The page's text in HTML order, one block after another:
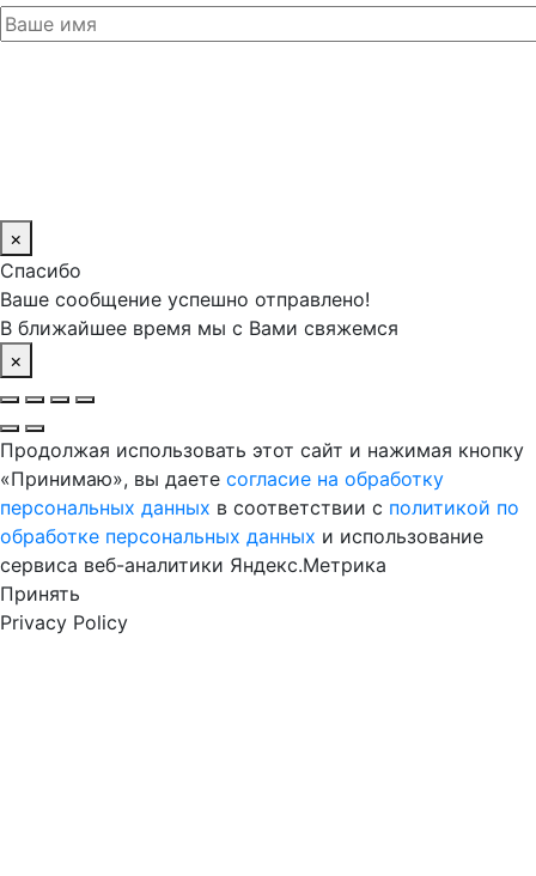
×
Спасибо
Ваше сообщение успешно отправлено!
В ближайшее время мы с Вами свяжемся
×
Продолжая использовать этот сайт и нажимая кнопку
«Принимаю», вы даете согласие на обработку
персональных данных в соответствии с политикой по
обработке персональных данных и использование
сервиса веб-аналитики Яндекс.Метрика
Принять
Privacy Policy